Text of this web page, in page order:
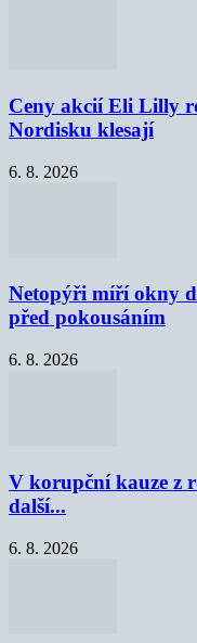
Ceny akcií Eli Lilly
Nordisku klesají
6. 8. 2026
Netopýři míří okny
před pokousáním
6. 8. 2026
V korupční kauze z
další...
6. 8. 2026